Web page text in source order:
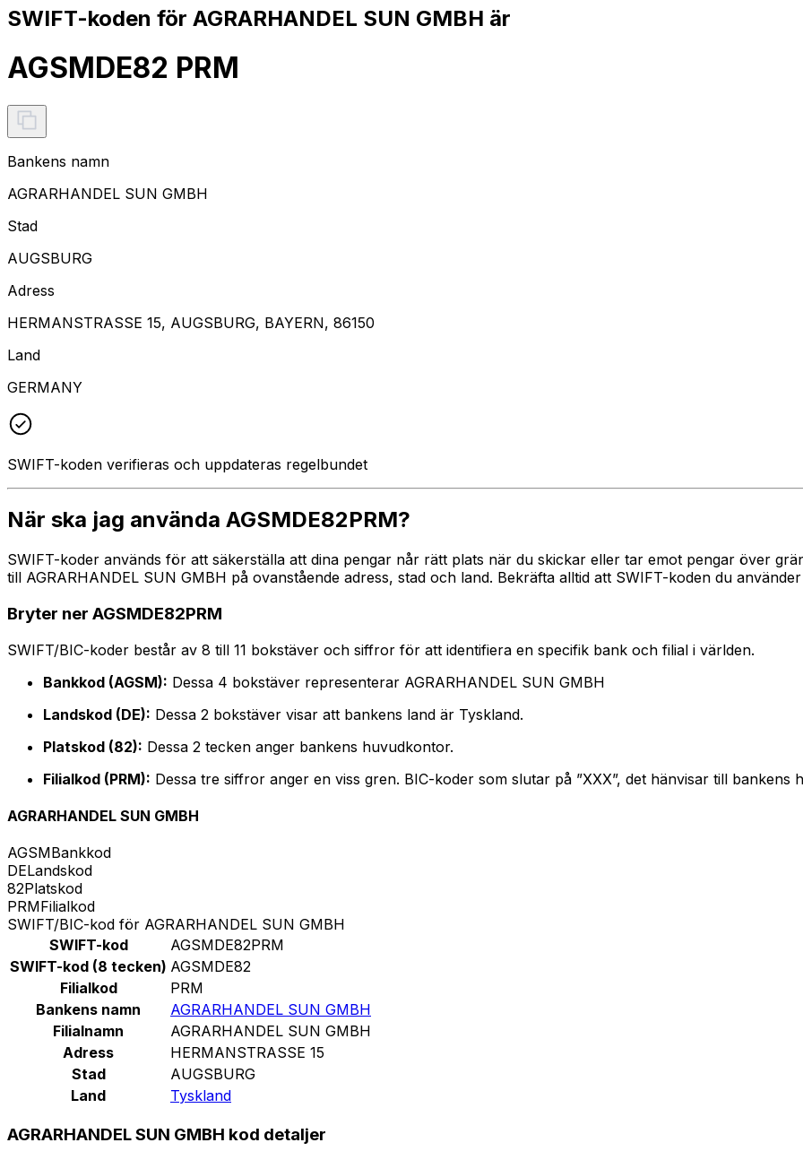
SWIFT-koden för AGRARHANDEL SUN GMBH är
AGSMDE82 PRM
Bankens namn
AGRARHANDEL SUN GMBH
Stad
AUGSBURG
Adress
HERMANSTRASSE 15, AUGSBURG, BAYERN, 86150
Land
GERMANY
SWIFT-koden verifieras och uppdateras regelbundet
När ska jag använda AGSMDE82PRM?
SWIFT-koder används för att säkerställa att dina pengar når rätt plats när du skickar eller tar emot pengar över
till AGRARHANDEL SUN GMBH på ovanstående adress, stad och land. Bekräfta alltid att SWIFT-koden du
Bryter ner AGSMDE82PRM
SWIFT/BIC-koder består av 8 till 11 bokstäver och siffror för att identifiera en specifik bank och filial i världen.
Bankkod (AGSM): Dessa 4 bokstäver representerar AGRARHANDEL SUN GMBH
Landskod (DE): Dessa 2 bokstäver visar att bankens land är Tyskland.
Platskod (82): Dessa 2 tecken anger bankens huvudkontor.
Filialkod (PRM): Dessa tre siffror anger en viss gren. BIC-koder som slutar på ”XXX”, det hänvisar till bankens
AGRARHANDEL SUN GMBH
AGSMBankkod
DELandskod
82Platskod
PRMFilialkod
SWIFT/BIC-kod för AGRARHANDEL SUN GMBH
SWIFT-kod
AGSMDE82PRM
SWIFT-kod (8 tecken) AGSMDE82
Filialkod
PRM
Bankens namn
AGRARHANDEL SUN GMBH
Filialnamn
AGRARHANDEL SUN GMBH
Adress
HERMANSTRASSE 15
Stad
AUGSBURG
Land
Tyskland
AGRARHANDEL SUN GMBH kod detaljer